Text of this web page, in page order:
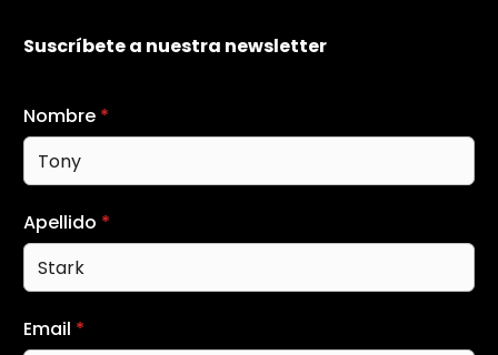
Suscríbete a nuestra newsletter
Nombre *
Apellido *
Email *